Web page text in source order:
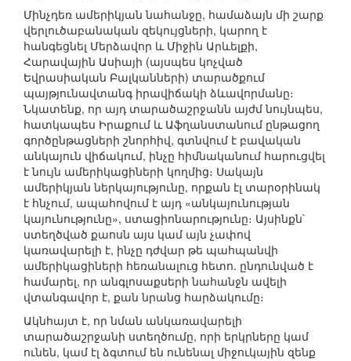
Մինչդեռ ամերիկյան նահանջը, համաձայն մի շարք
վերլուծաբանական զեկույցների, կարող է
հանգեցնել Մերձավոր և Միջին Արևելքի,
Հարավային Ասիայի (այսպես կոչված
Եվրասիական Բալկանների) տարածքում
պայթյունավտանգ իրավիճակի ձևավորմանը։
Նկատենք, որ այդ տարածաշրջանն այժմ նույնպես,
հատկապես Իրաքում և Աֆղանստանում ընթացող
գործընթացների շնորհիվ, գտնվում է բավական
անկայուն վիճակում, ինչը հիմնականում հարուցվել
է նույն ամերիկացիների կողմից։ Սակայն
ամերիկյան ներկայությունը, որքան էլ տարօրինակ
է հնչում, ապահովում է այդ «անկայունության
կայունությունը», ստացիոնարությունը։ Այսինքն`
ստեղծված քաոսն այս կամ այն չափով
կառավարելի է, ինչը դժվար թե պահպանվի
ամերիկացիների հեռանալուց հետո. ընդունված է
համարել, որ անգլոսաքսերի նահանջն ավելի
վտանգավոր է, քան նրանց հարձակումը։
Ակնհայտ է, որ նման անկառավարելի
տարածաշրջանի ստեղծումը, որի երկրները կամ
ունեն, կամ էլ ձգտում են ունենալ միջուկային զենք